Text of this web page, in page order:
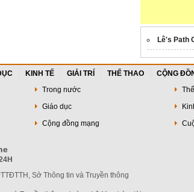
Lê's Path
KINH TẾ GIẢI TRÍ THỂ THAO CỘNG
Trong nước
Giáo dục
Cộng đồng mạng
Sở Thông tin và Truyền thông